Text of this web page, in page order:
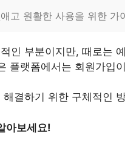
고 원활한 사용을 위한 가
인 부분이지만, 때로는
플랫폼에서는 회원가입
결하기 위한 구체적인
아보세요!